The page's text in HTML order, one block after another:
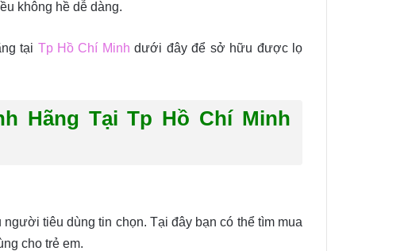
không hề dễ dàng.
tại Tp Hồ Chí Minh dưới đây để sở hữu được lọ
Hãng Tại Tp Hồ Chí Minh
tiêu dùng tin chọn. Tại đây bạn có thể tìm mua
cho trẻ em.